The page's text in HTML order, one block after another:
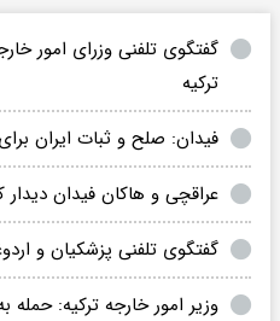
گفتگوی تلفنی وزرای امور
ترکیه
فیدان: صلح و ثبات ایران
عراقچی و هاکان فیدان دیدار
گفتگوی تلفنی پزشکیان و
وزیر امور خارجه ترکیه: حمله